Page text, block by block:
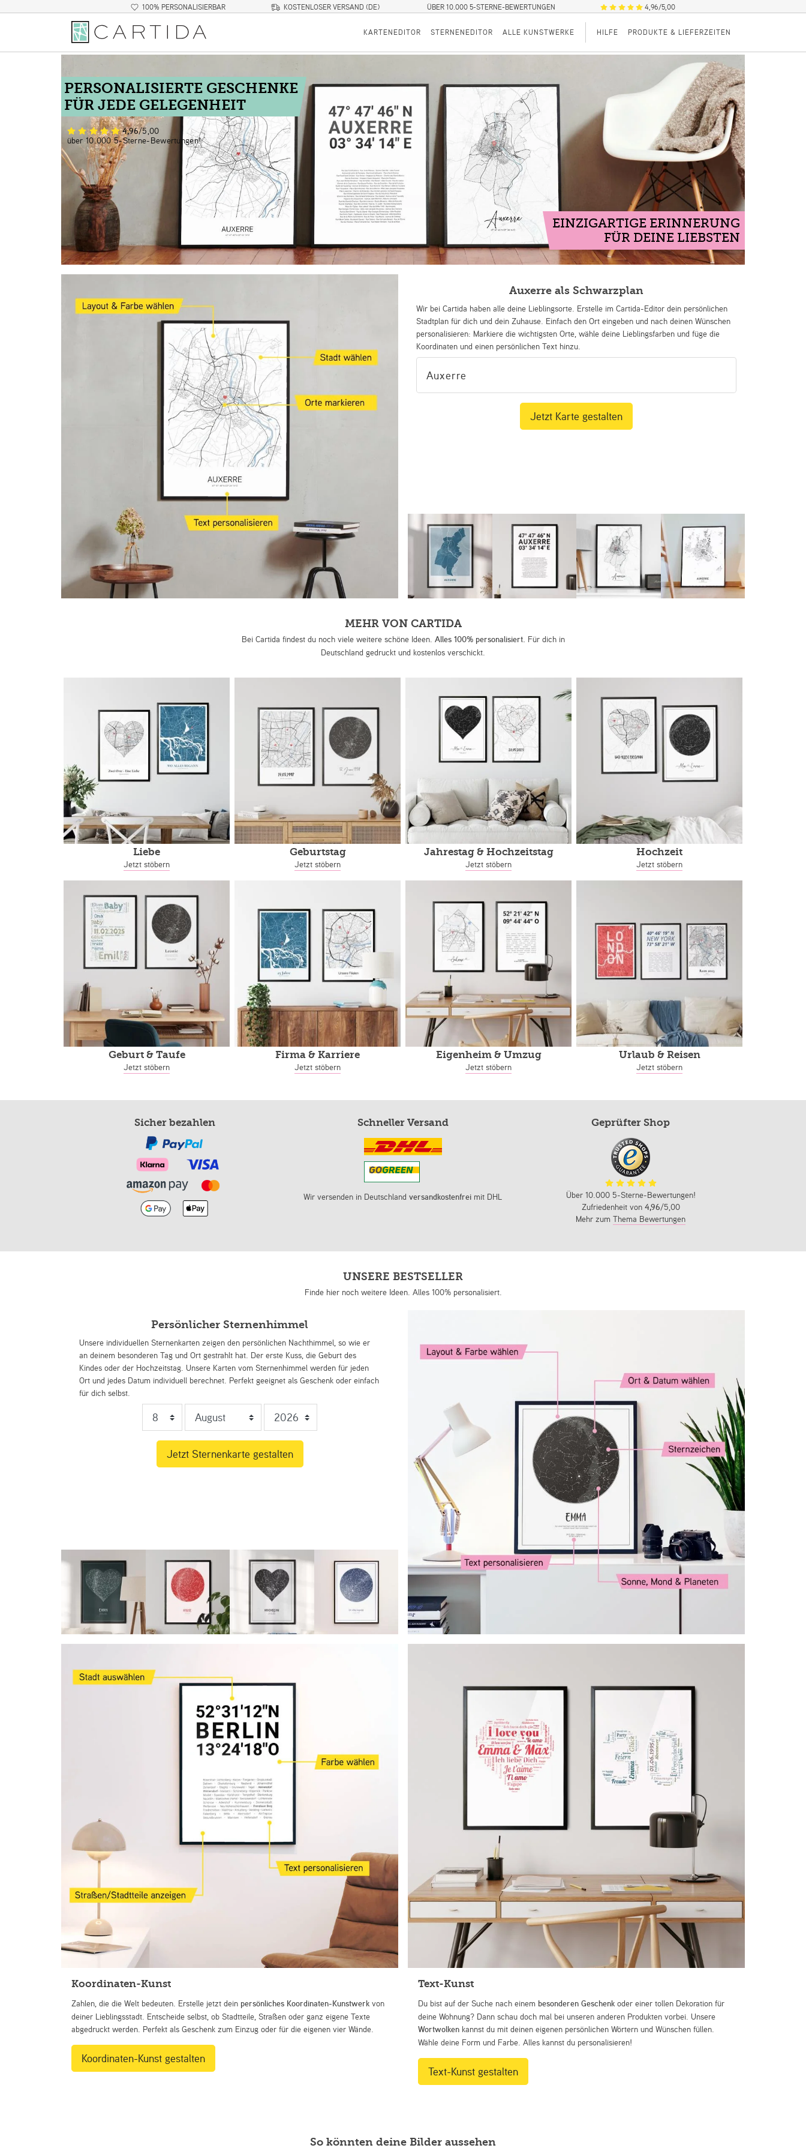
100% PERSONALISIERBAR KOSTENLOSER VERSAND (DE) ÜBER 10.000 5-STERNE-BEWERTUNGEN 4,96/5,00
KARTENEDITOR STERNENEDITOR ALLE KUNSTWERKE HILFE PRODUKTE & LIEFERZEITEN
PERSONALISIERTE GESCHENKE
FÜR JEDE GELEGENHEIT
4,96/5,00
über 10.000 5-Sterne-Bewertungen!
EINZIGARTIGE ERINNERUNG
FÜR DEINE LIEBSTEN
Auxerre als Schwarzplan
Wir bei Cartida haben alle deine Lieblingsorte. Erstelle im Cartida-Editor dein persönlichen
Stadtplan für dich und dein Zuhause. Einfach den Ort eingeben und nach deinen Wünschen
personalisieren: Markiere die wichtigsten Orte, wähle deine Lieblingsfarben und füge die
Koordinaten und einen persönlichen Text hinzu.
Jetzt Karte gestalten
MEHR VON CARTIDA
Bei Cartida findest du noch viele weitere schöne Ideen. Alles 100% personalisiert. Für dich in
Deutschland gedruckt und kostenlos verschickt.
Liebe
Jetzt stöbern
Geburtstag
Jetzt stöbern
Jahrestag& Hochzeitstag
Jetzt stöbern
Hochzeit
Jetzt stöbern
Geburt & Taufe
Jetzt stöbern
Firma & Karriere
Jetzt stöbern
Eigenheim& Umzug
Jetzt stöbern
Urlaub & Reisen
Jetzt stöbern
Sicher bezahlen Schneller Versand
Wir versenden in Deutschlandversandkostenfrei mit DHL
Geprüfter Shop
Über 10.000 5-Sterne-Bewertungen!
Zufriedenheit von 4,96/5,00
Mehr zumThema Bewertungen
UNSERE BESTSELLER
Finde hier noch weitere Ideen. Alles 100% personalisiert.
Persönlicher Sternenhimmel
Unsere individuellen Sternenkarten zeigen den persönlichen Nachthimmel, so wie er
an deinem besonderen Tag und Ort gestrahlt hat. Der erste Kuss, die Geburt des
Kindes oder der Hochzeitstag. Unsere Karten vom Sternenhimmel werden für jeden
Ort und jedes Datum individuell berechnet. Perfekt geeignet als Geschenk oder einfach
für dich selbst.
Koordinaten-Kunst
Zahlen, die die Welt bedeuten. Erstelle jetzt dein persönliches Koordinaten-Kunstwerk von
deiner Lieblingsstadt. Entscheide selbst, ob Stadtteile, Straßen oder ganz eigene Texte
abgedruckt werden. Perfekt als Geschenk zum Einzug oder für die eigenen vier Wände.
Koordinaten-Kunst gestalten
Text-Kunst
Du bist auf der Suche nach einem besonderen Geschenk oder einer tollen Dekoration für
deine Wohnung? Dann schau doch mal bei unseren anderen Produkten vorbei. Unsere
Wortwolken kannst du mit deinen eigenen persönlichen Wörtern und Wünschen füllen.
Wähle deine Form und Farbe. Alles kannst du personalisieren!
Text-Kunst gestalten
So könnten deine Bilder aussehen